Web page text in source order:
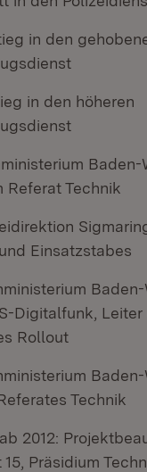
in den
in den höheren
Baden-
Referat Technik
Einsatzstabes
Digitalfunk, Leiter
Rollout
Technik
2012:
Präsidium